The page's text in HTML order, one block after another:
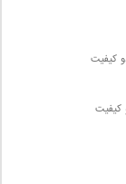
کیفیت
کیفیت